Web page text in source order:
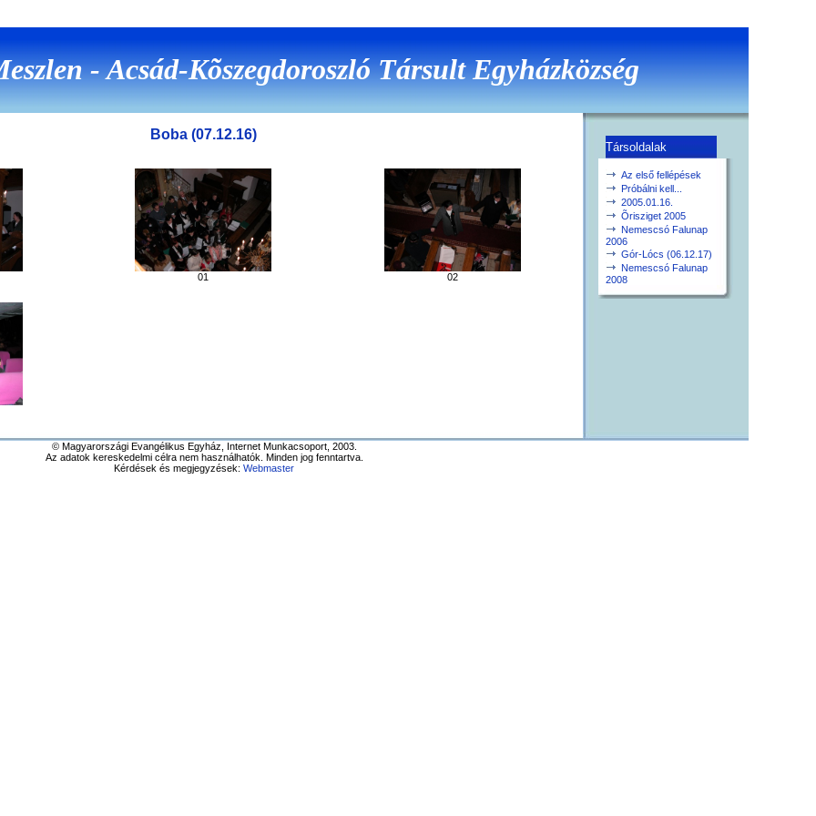
- Acsád-Kõszegdoroszló Társult Egyházközség
Boba (07.12.16)
01 02
Társoldalak
Az első fellépések
Próbálni kell...
2005.01.16.
Õrisziget 2005
Nemescsó Falunap
2006
Gór-Lócs (06.12.17)
Nemescsó Falunap
2008
© Magyarországi Evangélikus Egyház, Internet Munkacsoport, 2003.
Az adatok kereskedelmi célra nem használhatók. Minden jog fenntartva.
Kérdések és megjegyzések: Webmaster